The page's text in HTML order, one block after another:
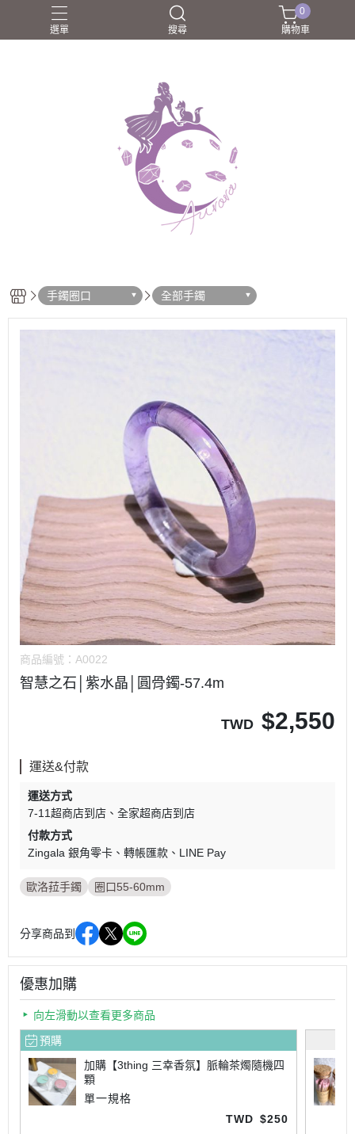
選單 搜尋
團購商品 所長嚴選好物
0
購物車
手鐲圈口 全部手鐲
商品編號： A0022
智慧之石│紫水晶│圓骨鐲-57.4m
TWD $2,550
運送&付款
運送方式
7-11超商店到店
全家超商店到店
付款方式
Zingala 銀角零卡
轉帳匯款 LINE Pay
歐洛菈手鐲 圈口55-60mm
分享商品到
優惠加購
向左滑動以查看更多商品
預購
加購【3thing 三幸香氛】脈輪茶燭隨機四
顆
單一規格
TWD $250